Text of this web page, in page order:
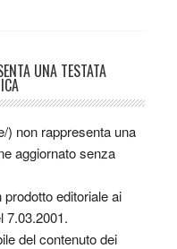
UNA TESTATA
) non rappresenta una
aggiornato senza
editoriale ai
7.03.2001.
del contenuto dei